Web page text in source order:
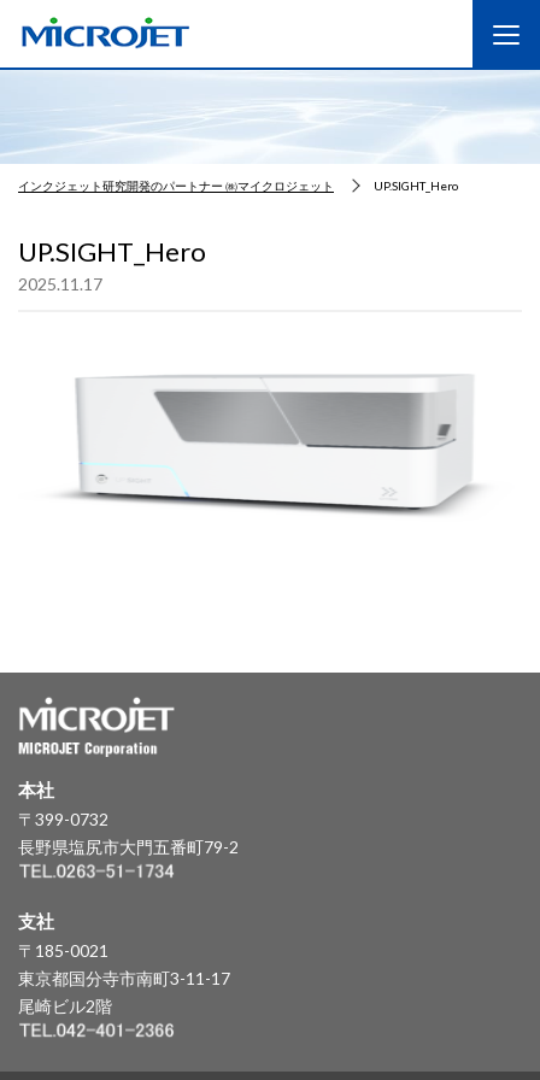
インクジェット研究開発のパートナー ㈱マイクロジェット UP.SIGHT_Hero
UP.SIGHT_Hero
2025.11.17
本社
〒399-0732
長野県塩尻市大門五番町79-2
支社
〒185-0021
東京都国分寺市南町3-11-17
尾崎ビル2階